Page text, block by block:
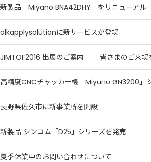
新製品「Miyano BNA42DHY」をリニューアル
alkapplysolutionに新サービスが登場
JIMTOF2016 出展のご案内 皆さまのご来場
高精度CNCチャッカー機「Miyano GN3200」
長野県佐久市に新事業所を開設
新製品 シンコム「D25」シリーズを発売
夏季休業中のお問い合わせについて